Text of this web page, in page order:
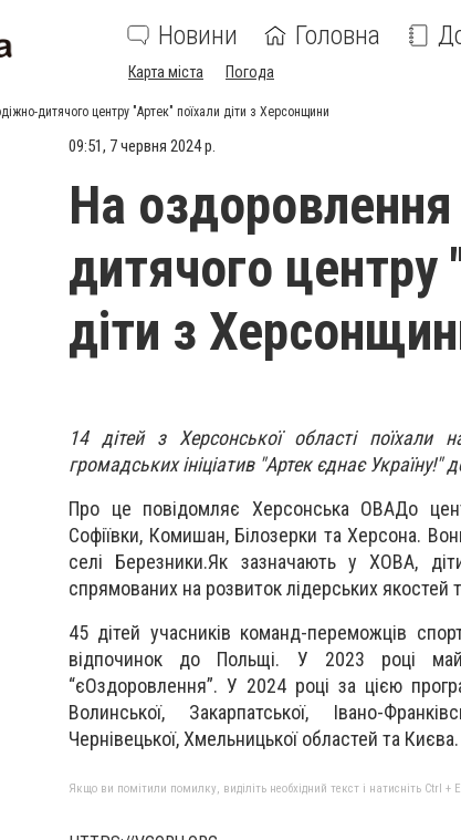
Новини Головна
Карта міста Погода
дитячого центру "Артек" поїхали діти з Херсонщини
09:51, 7 червня 2024 р.
На
дитячого центру
діти з
14 дітей з Херсонської області
громадських ініціатив "Артек єднає
Про це повідомляє Херсонська ОВАДо
Софіївки, Комишан, Білозерки та Херсона.
селі Березники.Як зазначають у ХОВА,
спрямованих на розвиток лідерських якостей
45 дітей учасників команд-переможців
відпочинок до Польщі. У 2023 році
“єОздоровлення”. У 2024 році за цією
Волинської, Закарпатської, Івано-
Чернівецької, Хмельницької областей та Києва.
Якщо ви помітили помилку, виділіть необхідний текст і натисніть Ctrl +